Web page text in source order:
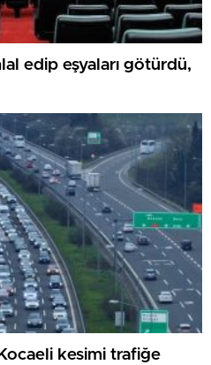
edip eşyaları götürdü,
kesimi trafiğe